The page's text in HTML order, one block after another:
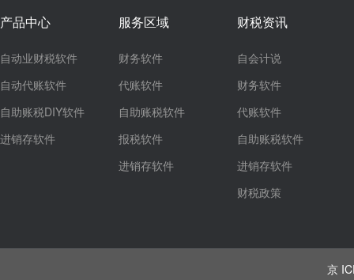
产品中心
自动业财税软件
自动代账软件
自助账税DIY软件
进销存软件
服务区域
财务软件
代账软件
自助账税软件
报税软件
进销存软件
财税资讯
自会计说
财务软件
代账软件
自助账税软件
进销存软件
财税政策
京